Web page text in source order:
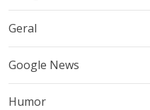
Geral
Google News
Humor